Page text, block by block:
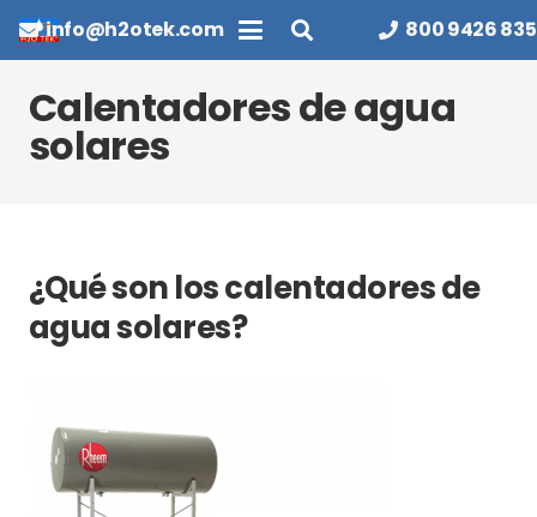
info@h2otek.com 800 9426 835
Calentadores de agua
solares
¿Qué son los calentadores de
agua solares?